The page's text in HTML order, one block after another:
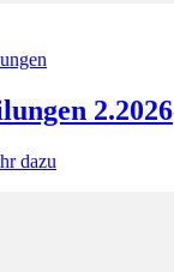
2.2026
dazu